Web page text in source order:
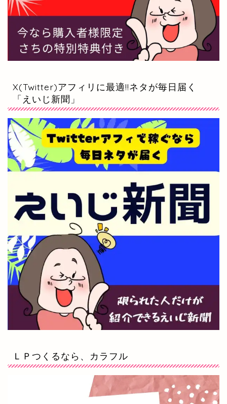
X(Twitter)アフィリに最適!!ネタが毎日届く
「えいじ新聞」
ＬＰつくるなら、カラフル